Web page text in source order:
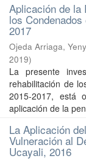
Aplicación de la
los
2017
Ojeda Arriaga,
2019)
La presente
rehabilitación de
2015-2017, está
aplicación de la
La Aplicación
Vulneración al
Ucayali, 2016